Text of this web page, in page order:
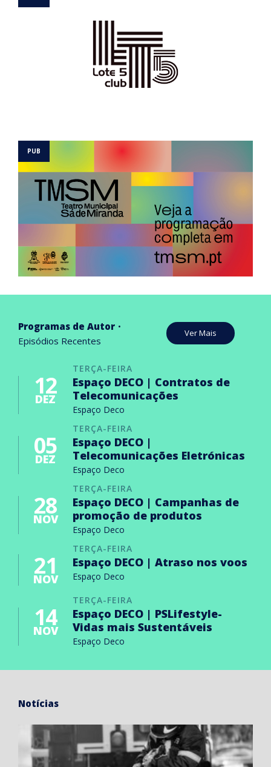
Programas de Autor
Episódios Recentes
Ver Mais
TERÇA-FEIRA
12
DEZ
Espaço DECO | Contratos de
Telecomunicações
Espaço Deco
TERÇA-FEIRA
05
DEZ
Espaço DECO |
Telecomunicações Eletrónicas
Espaço Deco
TERÇA-FEIRA
28
NOV
Espaço DECO | Campanhas de
promoção de produtos
Espaço Deco
TERÇA-FEIRA
21
NOV
Espaço DECO | Atraso nos voos
Espaço Deco
TERÇA-FEIRA
14
NOV
Espaço DECO | PSLifestyle-
Vidas mais Sustentáveis
Espaço Deco
Notícias